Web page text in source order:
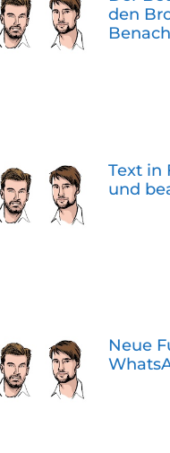
den
Text in
und
Neue